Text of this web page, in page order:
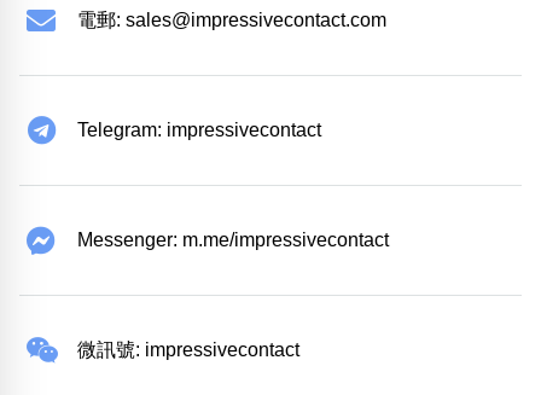
電郵: sales@impressivecontact.com
Telegram: impressivecontact
Messenger: m.me/impressivecontact
微訊號: impressivecontact